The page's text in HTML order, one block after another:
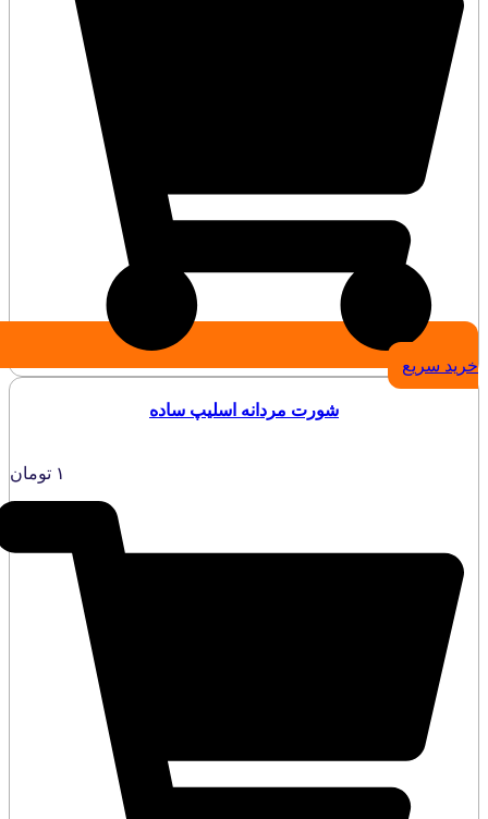
خرید سریع
شورت مردانه اسلیپ ساده
تومان